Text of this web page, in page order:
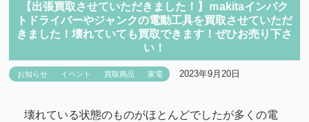
【出張買取させていただきました！】ｍakitaインパク
トドライバーやジャンクの電動工具を買取させていただ
きました！壊れていても買取できます！ぜひお売り下さ
い！
お知らせ イベント 買取商品 家電 2023年9月20日
壊れている状態のものがほとんどでしたが多くの電